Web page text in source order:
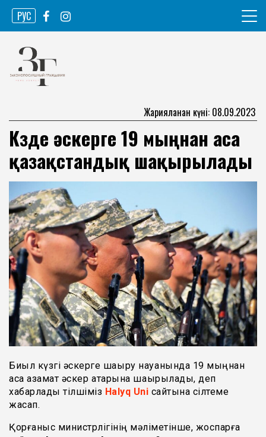
Skip
content
РУС
Законопослушный гражданин
Жарияланған күні: 08.09.2023
Күзде әскерге 19 мыңнан аса
қазақстандық шақырылады
Биыл күзгі әскерге шақыру науқанында 19 мыңнан
аса азамат әскер қатарына шақырылады, деп
хабарлады тілшіміз Halyq Uni сайтына сілтеме
жасап.
Қорғаныс министрлігінің мәліметінше, жоспарға